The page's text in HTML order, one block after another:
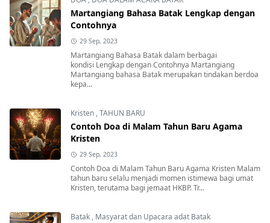
Martangiang Bahasa Batak Lengkap dengan
Contohnya
29 Sep, 2023
Martangiang Bahasa Batak dalam berbagai
kondisi Lengkap dengan Contohnya Martangiang
Martangiang bahasa Batak merupakan tindakan berdoa
kepa...
Kristen ,TAHUN BARU
Contoh Doa di Malam Tahun Baru Agama
Kristen
29 Sep, 2023
Contoh Doa di Malam Tahun Baru Agama Kristen Malam
tahun baru selalu menjadi momen istimewa bagi umat
Kristen, terutama bagi jemaat HKBP. Tr...
Batak , Masyarat dan Upacara adat Batak